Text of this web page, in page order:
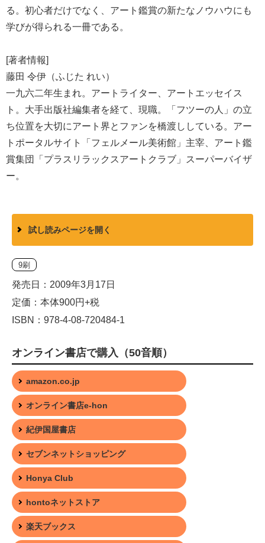
る。初心者だけでなく、アート鑑賞の新たなノウハウにも
学びが得られる一冊である。
[著者情報]
藤田 令伊（ふじた れい）
一九六二年生まれ。アートライター、アートエッセイス
ト。大手出版社編集者を経て、現職。「フツーの人」の立
ち位置を大切にアート界とファンを橋渡ししている。アー
トポータルサイト「フェルメール美術館」主宰、アート鑑
賞集団「プラスリラックスアートクラブ」スーパーバイザ
ー。
試し読みページを開く
9刷
発売日：2009年3月17日
定価：本体900円+税
ISBN：978-4-08-720484-1
オンライン書店で購入（50音順）
amazon.co.jp
オンライン書店e-hon
紀伊国屋書店
セブンネットショッピング
Honya Club
hontoネットストア
楽天ブックス